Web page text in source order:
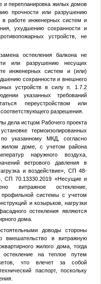
и перепланировка жилых домов
прочности или разрушению
в работе инженерных систем и
ухудшению сохранности и
устройств, не
остекления балкона не
или разрушению несущих
инженерных систем и (или)
сохранности и внешнего
устройств в силу п. 1.7.2
указанных требований
переустройством или
разрешения.
дела истцом Рабочего проекта
термоизолированных
указанному МКД, согласно
жилом доме, с учетом района
наружного воздуха,
ветрового давления в
и воздействие», СП 48-
СП 70.13330.2019 «Несущие и
витражное остекление,
системы с учетом
и козырьков, нагрузки
остекления являются
дома.
доводы стороны
в витражную
жилого дома, тогда
на теплое путем
что влечет за собой
паспорт, поскольку